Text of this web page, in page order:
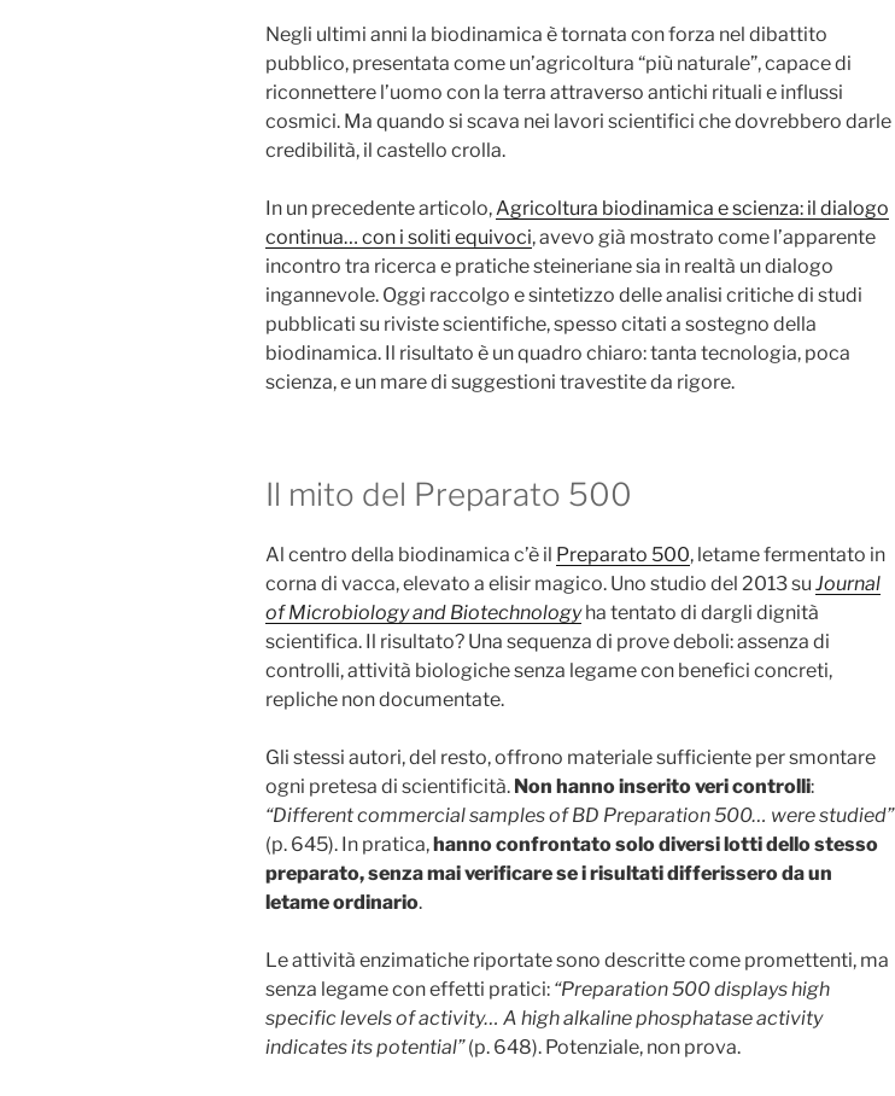
Negli ultimi anni la biodinamica è tornata con forza nel dibattito
pubblico, presentata come un’agricoltura “più naturale”, capace di
riconnettere l’uomo con la terra attraverso antichi rituali e influssi
cosmici. Ma quando si scava nei lavori scientifici che dovrebbero darle
credibilità, il castello crolla.
In un precedente articolo,Agricoltura biodinamica e scienza: il dialogo
continua… con i soliti equivoci, avevo già mostrato come l’apparente
incontro tra ricerca e pratiche steineriane sia in realtà un dialogo
ingannevole. Oggi raccolgo e sintetizzo delle analisi critiche di studi
pubblicati su riviste scientifiche, spesso citati a sostegno della
biodinamica. Il risultato è un quadro chiaro: tanta tecnologia, poca
scienza, e un mare di suggestioni travestite da rigore.
Il mito del Preparato 500
Al centro della biodinamica c’è il Preparato 500, letame fermentato in
corna di vacca, elevato a elisir magico. Uno studio del 2013 su Journal
of Microbiology and Biotechnologyha tentato di dargli dignità
scientifica. Il risultato? Una sequenza di prove deboli: assenza di
controlli, attività biologiche senza legame con benefici concreti,
repliche non documentate.
Gli stessi autori, del resto, offrono materiale sufficiente per smontare
ogni pretesa di scientificità. Non hanno inserito veri controlli:
“Different commercial samples of BD Preparation 500… were studied”
(p. 645). In pratica,hanno confrontato solo diversi lotti dello stesso
preparato, senza mai verificare se i risultati differissero da un
letame ordinario.
Le attività enzimatiche riportate sono descritte come promettenti, ma
senza legame con effetti pratici: “Preparation 500 displays high
specific levels of activity… A high alkaline phosphatase activity
indicates its potential”(p. 648). Potenziale, non prova.